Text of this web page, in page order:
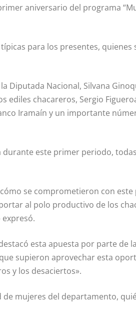
aniversario del programa
para los presentes,
Diputada Nacional, Silvana
ediles chacareros, Sergio
Iramaín y un importante
este primer periodo,
se comprometieron con
al polo productivo de los
esta apuesta por parte de
supieron aprovechar esta
y los desaciertos».
mujeres del departamento,